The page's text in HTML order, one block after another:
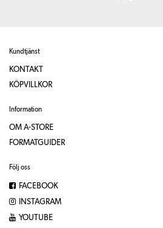
Kundtjänst
KONTAKT
KÖPVILLKOR
Information
OM A-STORE
FORMATGUIDER
Följ oss
FACEBOOK
INSTAGRAM
YOUTUBE